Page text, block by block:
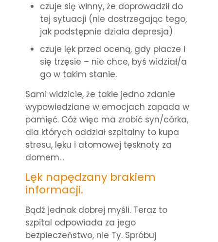
czuje się winny, że doprowadził do
tej sytuacji (nie dostrzegając tego,
jak podstępnie działa depresja)
czuje lęk przed oceną, gdy płacze i
się trzęsie – nie chce, byś widział/a
go w takim stanie.
Sami widzicie, że takie jedno zdanie
wypowiedziane w emocjach zapada w
pamięć. Cóż więc ma zrobić syn/córka,
dla których oddział szpitalny to kupa
stresu, lęku i atomowej tęsknoty za
domem…
Lęk napędzany brakiem
informacji.
Bądź jednak dobrej myśli. Teraz to
szpital odpowiada za jego
bezpieczeństwo, nie Ty. Spróbuj